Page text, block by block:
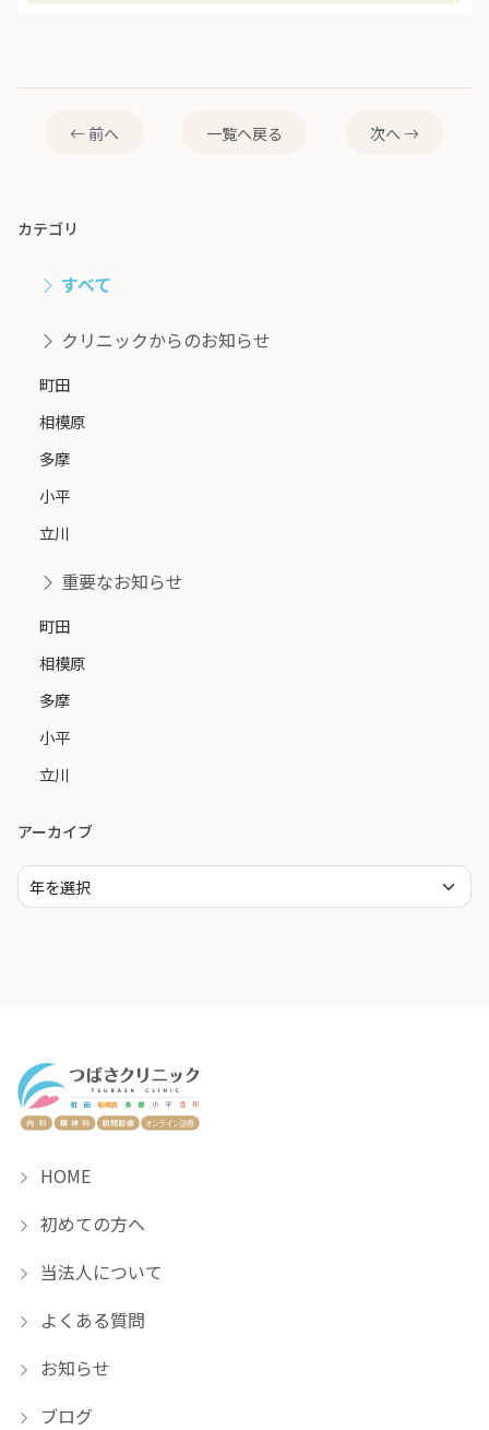
前へ 一覧へ戻る 次へ
カテゴリ
すべて
クリニックからのお知らせ
町田
相模原
多摩
小平
立川
重要なお知らせ
町田
相模原
多摩
小平
立川
アーカイブ
HOME
初めての方へ
当法人について
よくある質問
お知らせ
ブログ